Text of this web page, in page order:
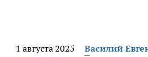
1 августа 2025 Василий